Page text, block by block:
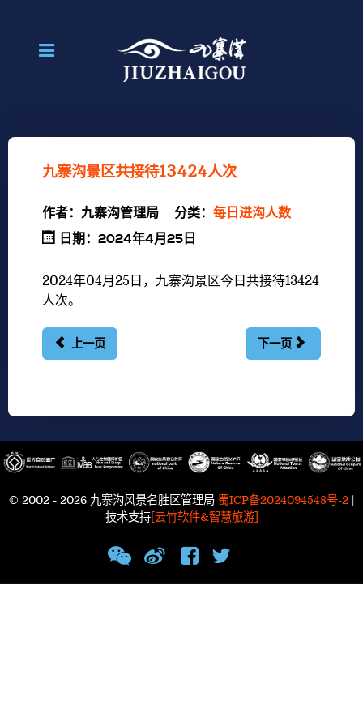
九寨沟景区共接待13424人次
作者： 九寨沟管理局 分类： 每日进沟人数
日期：2024年4月25日
2024年04月25 日，九寨沟景区今日共接待13424
人次。
上一页 下一页
© 2002 - 2026 九寨沟风景名胜区管理局 蜀ICP备2024094548号-2 |
技术支持[云竹软件&智慧旅游]